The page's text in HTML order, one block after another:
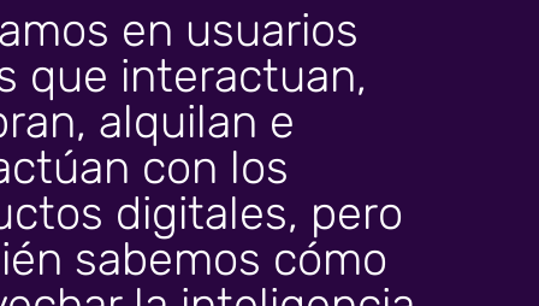
en usuarios
que interactuan,
alquilan e
con los
digitales, pero
sabemos cómo